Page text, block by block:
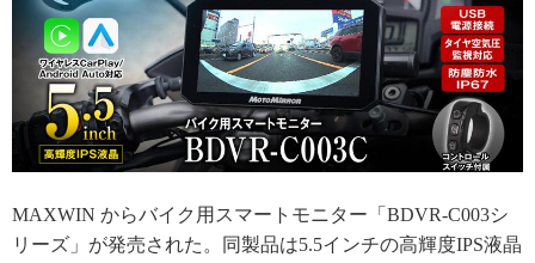
MAXWIN からバイク用スマートモニター「BDVR-C003シ
リーズ」が発売された。同製品は5.5インチの高輝度IPS液晶